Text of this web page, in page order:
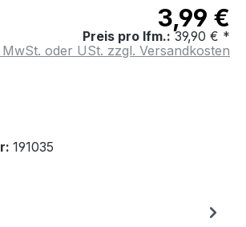
3,99 €
Preis pro lfm.: 39,90 € *
oder USt. zzgl. Versandkosten
191035